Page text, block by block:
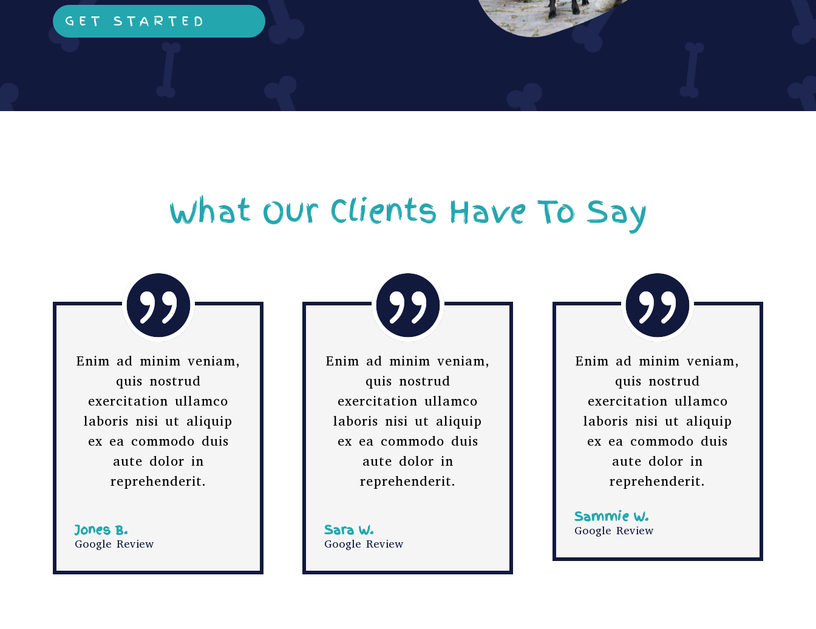
GET STARTED
What Our Clients Have To Say
Enim ad minim veniam,
quis nostrud
exercitation ullamco
laboris nisi ut aliquip
ex ea commodo duis
aute dolor in
reprehenderit.
Jones B.
Google Review
Enim ad minim veniam,
quis nostrud
exercitation ullamco
laboris nisi ut aliquip
ex ea commodo duis
aute dolor in
reprehenderit.
Sara W.
Google Review
Enim ad minim veniam,
quis nostrud
exercitation ullamco
laboris nisi ut aliquip
ex ea commodo duis
aute dolor in
reprehenderit.
Sammie W.
Google Review